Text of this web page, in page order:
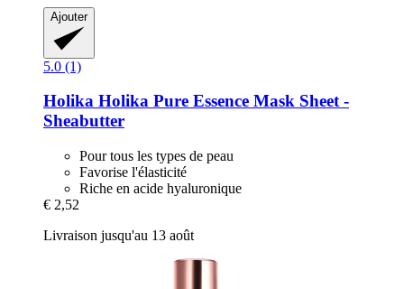
Ajouter
5.0 (1)
Holika Holika Pure Essence Mask Sheet -​
Sheabutter
Pour tous les types de peau
Favorise l'élasticité
Riche en acide hyaluronique
€ 2,52
Livraison jusqu'au 13 août